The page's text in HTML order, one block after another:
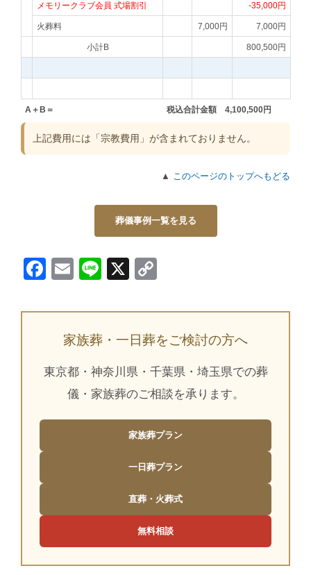
メモリークラブ会員 式場割引 -35,000円
火葬料 7,000円 7,000円
小計B 800,500円
A＋B＝ 税込合計金額 4,100,500円
上記費用には「宗教費用」が含まれておりません。
▲ このページのトップへもどる
葬儀事例一覧を見る
Facebook
EmailLine
X
家族葬・一日葬をご検討の方へ
東京都・神奈川県・千葉県・埼玉県での葬
儀・家族葬のご相談を承ります。
家族葬プラン
一日葬プラン
直葬・火葬式
無料相談